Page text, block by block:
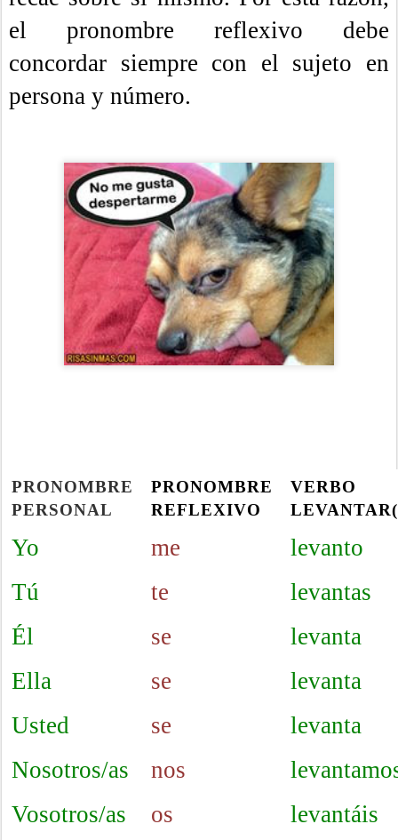
el pronombre reflexivo debe
concordar siempre con el sujeto en
persona y número.
PRONOMBRE
PERSONAL
PRONOMBRE
REFLEXIVO
VERBO
Yo me
levanto
Tú
te
levantas
Él
se
levanta
Ella
se
levanta
Usted
se
levanta
Nosotros/as
nos
Vosotros/as
os
levantáis